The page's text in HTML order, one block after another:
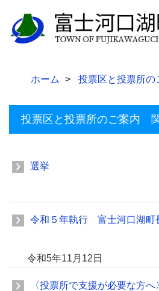
ホーム 投票区と投票所
投票区と投票所のご案内
選挙
令和５年執行 富士河口湖町
令和5年11月12日
〈投票所で支援が必要な方